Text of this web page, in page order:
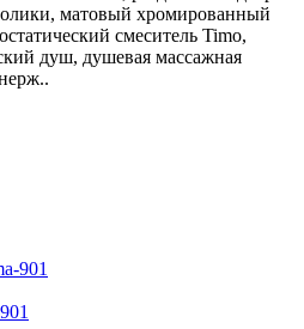
матовый хромированный
смеситель Timo,
душ, душевая массажная